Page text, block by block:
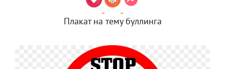
Плакат на тему буллинга